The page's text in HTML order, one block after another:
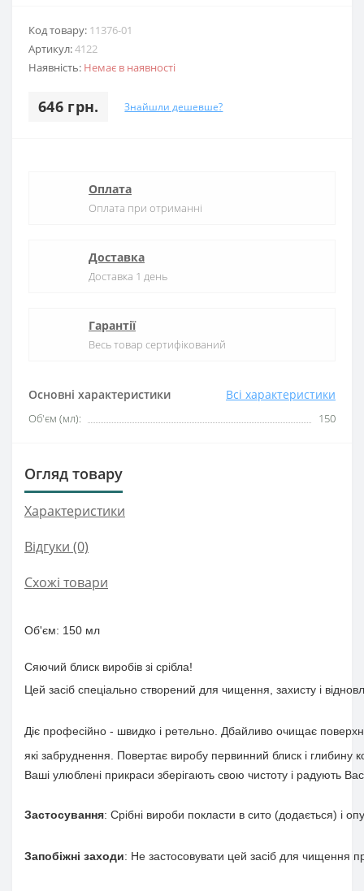
Код товару: 11376-01
Артикул:4122
Наявність: Немає в наявності
646 грн. Знайшли дешевше?
Основні характеристики Всі характеристики
Об'єм (мл): 150
Оплата
Оплата при отриманні
Доставка
Доставка 1 день
Гарантії
Весь товар сертифікований
Огляд товару
Характеристики
Відгуки (0)
Схожі товари
Об'єм: 150 мл
Сяючий блиск виробів зі срібла!
Цей засіб спеціально створений для чищення, захисту і
Діє професійно - швидко і ретельно. Дбайливо очищає
які забруднення. Повертає виробу первинний блиск і глибину
Ваші улюблені прикраси зберігають свою чистоту і радують Вас
Застосування: Срібні вироби покласти в сито (додається) і
Запобіжні заходи: Не застосовувати цей засіб для чищення